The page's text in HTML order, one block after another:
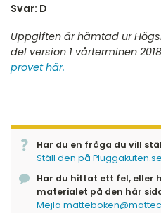
Svar: D
Uppgiften är hämtad ur
del version 1 vårterminen
provet här.
Har du en fråga du vill
Ställ den på Pluggakuten.se
Har du hittat ett fel, eller
materialet på den här
Mejla